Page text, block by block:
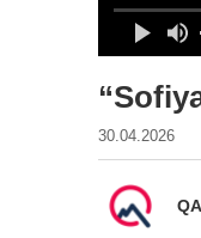
30.04.2026